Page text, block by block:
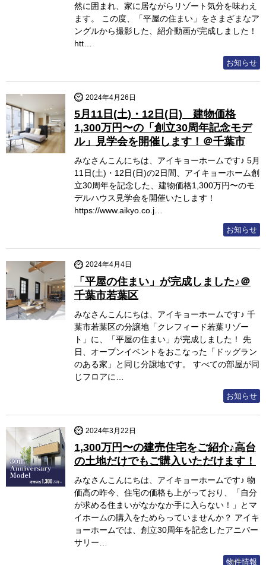
然に囲まれ、家に居ながらリゾート気分を味わえ
ます。 この度、「平屋の住まい」をさまざまなア
ングルから撮影した、紹介動画が完成しました！
htt…
お知らせ
2024年4月26日
5月11日(土)・12日(日) 建物価格
1,300万円〜の「創立30周年記念モデ
ル」見学会を開催します！＠千葉市
みなさんこんにちは、アイキョーホームです♪ 5月
11日(土)・12日(日)の2日間、アイキョーホーム創
立30周年を記念した、建物価格1,300万円〜のモ
デルハウス見学会を開催いたします！
https://www.aikyo.co.j…
お知らせ
2024年4月4日
「平屋の住まい」が完成しました♪＠
千葉市若葉区
みなさんこんにちは、アイキョーホームです♪ 千
葉市若葉区の分譲地「クレフィード若葉リゾー
ト」に、「平屋の住まい」が完成しました！ 先
日、オープンイベントをおこなった「ドッグラン
のある家」と同じ分譲地です。 すべての部屋が同
じフロアに…
お知らせ
2024年3月22日
1,300万円〜の建売住宅をご紹介♪高台
の土地だけでもご購入いただけます！
みなさんこんにちは、アイキョーホームです♪ 物
価高の昨今、住宅の価格も上がっており、「自分
が求める住まいがなかなか手に入らない！」とマ
イホームの購入をためらっていませんか？ アイキ
ョーホームでは、創立30周年を記念したアニバー
サリー…
物件情報